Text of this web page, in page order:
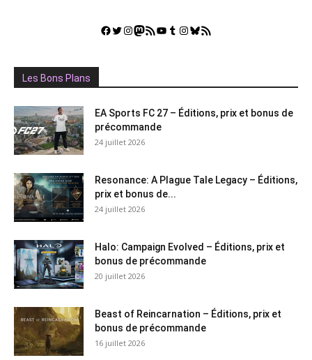
Facebook
Twitter
Instagram
Mastodon
Flux RSSYouTube
Tumblr
Instagram
Bluesky
GestGame
Les Bons Plans
EA Sports FC 27 – Éditions, prix et bonus de
précommande
24 juillet 2026
Resonance: A Plague Tale Legacy – Éditions,
prix et bonus de...
24 juillet 2026
Halo: Campaign Evolved – Éditions, prix et
bonus de précommande
20 juillet 2026
Beast of Reincarnation – Éditions, prix et
bonus de précommande
16 juillet 2026